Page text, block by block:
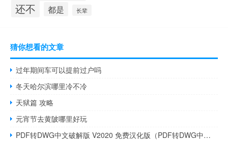
还不 都是 长辈
猜你想看的文章
过年期间车可以提前过户吗
冬天哈尔滨哪里冷不冷
天狱篇 攻略
元宵节去黄陂哪里好玩
PDF转DWG中文破解版 V2020 免费汉化版（PDF转DWG中文破解版 V2020 免费汉化版功能简介）